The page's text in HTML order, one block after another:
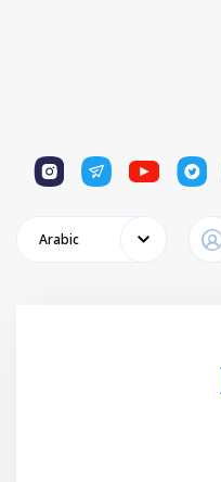
1
1
1
1
Arabic